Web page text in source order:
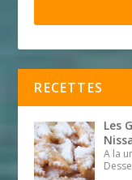
RECETTES
Les
A la